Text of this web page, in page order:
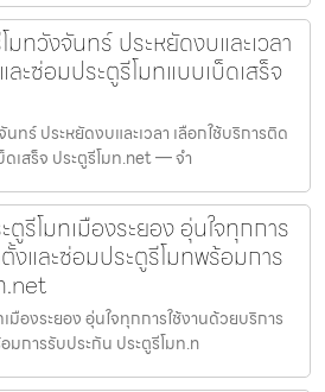
มทวังจันทร์ ประหยัดงบและเวลา
ะซ่อมประตูรีโมทแบบเบ็ดเสร็จ
นทร์ ประหยัดงบและเวลา เลือกใช้บริการติด
เสร็จ ประตูรีโมท.net — จำ
รีโมทเมืองระยอง อุ่นใจทุกการ
งและซ่อมประตูรีโมทพร้อมการ
.net
มืองระยอง อุ่นใจทุกการใช้งานด้วยบริการ
มการรับประกัน ประตูรีโมท.n